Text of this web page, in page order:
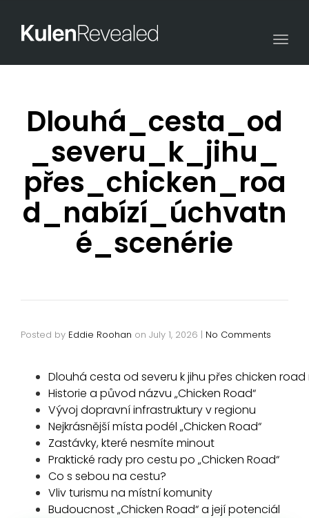
Dlouhá_cesta_od
_severu_k_jihu_
přes_chicken_roa
d_nabízí_úchvatn
é_scenérie
Posted by Eddie Roohan on July 1, 2026 | No Comments
Dlouhá cesta od severu k jihu přes chicken
Historie a původ názvu „Chicken Road“
Vývoj dopravní infrastruktury v regionu
Nejkrásnější místa podél „Chicken Road“
Zastávky, které nesmíte minout
Praktické rady pro cestu po „Chicken Road“
Co s sebou na cestu?
Vliv turismu na místní komunity
Budoucnost „Chicken Road“ a její potenciál